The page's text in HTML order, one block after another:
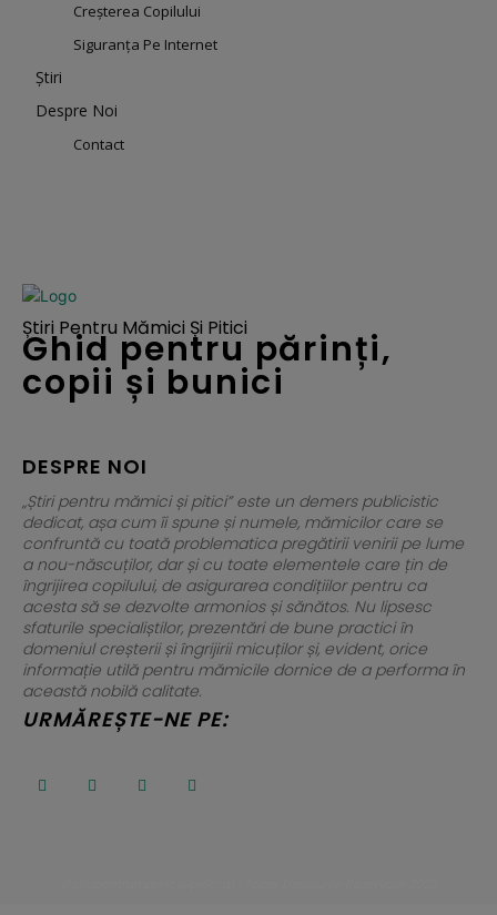
Creșterea Copilului
Siguranța Pe Internet
Știri
Despre Noi
Contact
Știri Pentru Mămici Și Pitici
Ghid pentru părinți,
copii și bunici
DESPRE NOI
„Știri pentru mămici și pitici” este un demers publicistic
dedicat, așa cum îi spune și numele, mămicilor care se
confruntă cu toată problematica pregătirii venirii pe lume
a nou-născuților, dar și cu toate elementele care țin de
îngrijirea copilului, de asigurarea condițiilor pentru ca
acesta să se dezvolte armonios și sănătos. Nu lipsesc
sfaturile specialiștilor, prezentări de bune practici în
domeniul creșterii și îngrijirii micuților și, evident, orice
informație utilă pentru mămicile dornice de a performa în
această nobilă calitate.
URMĂREȘTE-NE PE: